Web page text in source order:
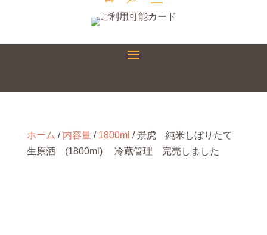
ホーム / 内容量/ 1800ml / 景虎 純米しぼりたて
生原酒 (1800ml) 冷蔵管理 完売しました